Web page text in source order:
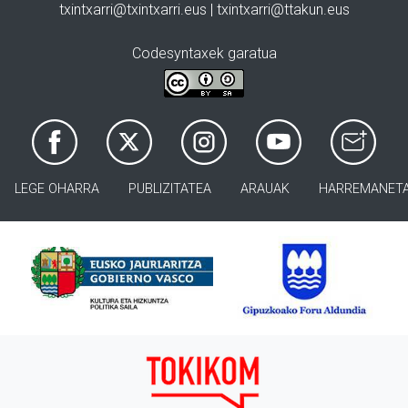
txintxarri@txintxarri.eus | txintxarri@ttakun.eus
Codesyntaxek garatua
LEGE OHARRA PUBLIZITATEA ARAUAK